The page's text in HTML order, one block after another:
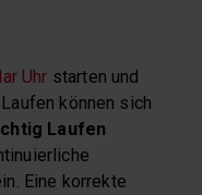
Uhr starten und
können sich
Laufen
Eine korrekte